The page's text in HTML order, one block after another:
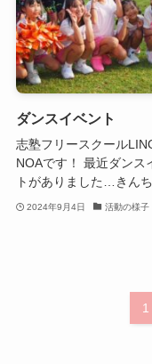
ダンスイベント
志塾フリースクール
NOAです！ 最近ダンス
トがありました…きん
2024年9月4日 活動の様子
1